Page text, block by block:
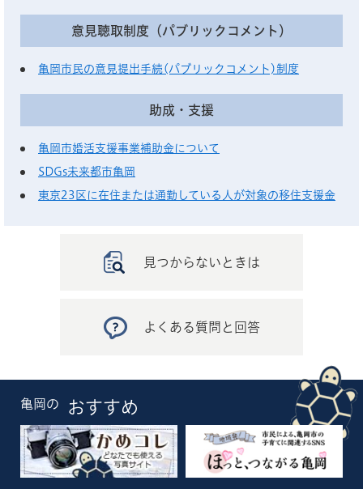
意見聴取制度（パブリックコメント）
亀岡市民の意見提出手続(パブリックコメント)制度
助成・支援
亀岡市婚活支援事業補助金について
SDGs未来都市亀岡
東京23区に在住または通勤している人が対象の移住支援金
見つからないときは
よくある質問と回答
亀岡の おすすめ